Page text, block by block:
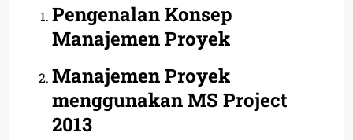
Pengenalan Konsep
Manajemen Proyek
Manajemen Proyek
menggunakan MS Project
2013